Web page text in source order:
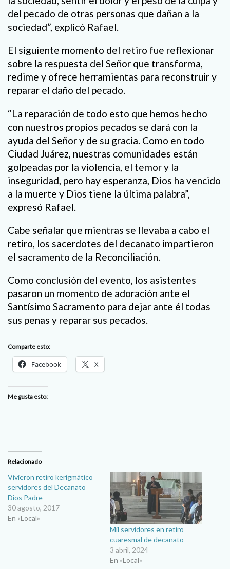
del pecado de otras personas que dañan a la
sociedad”, explicó Rafael.
El siguiente momento del retiro fue reflexionar
sobre la respuesta del Señor que transforma,
redime y ofrece herramientas para reconstruir y
reparar el daño del pecado.
“La reparación de todo esto que hemos hecho
con nuestros propios pecados se dará con la
ayuda del Señor y de su gracia. Como en todo
Ciudad Juárez, nuestras comunidades están
golpeadas por la violencia, el temor y la
inseguridad, pero hay esperanza, Dios ha vencido
a la muerte y Dios tiene la última palabra”,
expresó Rafael.
Cabe señalar que mientras se llevaba a cabo el
retiro, los sacerdotes del decanato impartieron
el sacramento de la Reconciliación.
Como conclusión del evento, los asistentes
pasaron un momento de adoración ante el
Santísimo Sacramento para dejar ante él todas
sus penas y reparar sus pecados.
Comparte esto:
Facebook X
Me gusta esto:
Relacionado
Vivieron retiro kerigmático
servidores del Decanato
Dios Padre
30 agosto, 2017
En «Local»
Mil servidores en retiro
cuaresmal de decanato
3 abril, 2024
En «Local»